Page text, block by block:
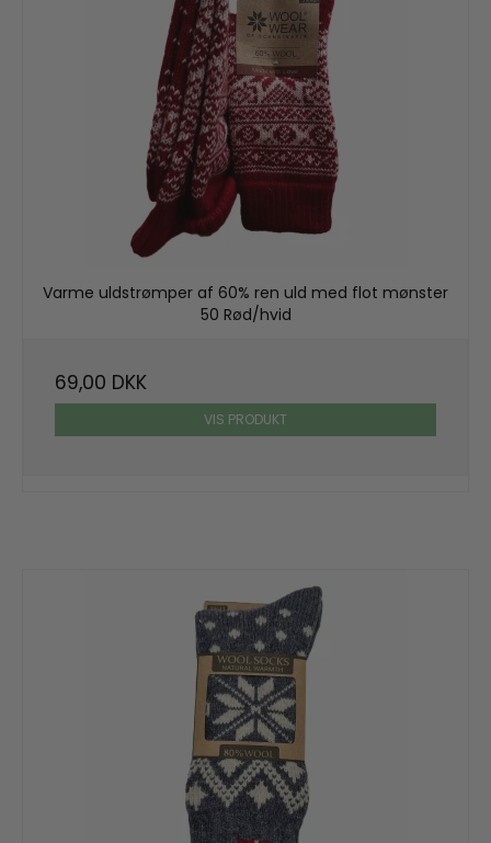
Varme uldstrømper af 60% ren uld med flot mønster
50 Rød/hvid
69,00 DKK
VIS PRODUKT